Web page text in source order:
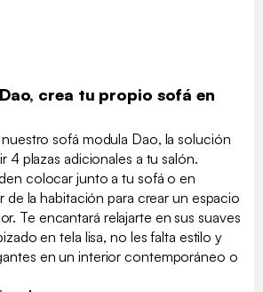
crea tu propio sofá en
sofá modula Dao, la solución
4 plazas adicionales a tu salón.
colocar junto a tu sofá o en
de la habitación para crear un espacio
Te encantará relajarte en sus suaves
en tela lisa, no les falta estilo y
en un interior contemporáneo o